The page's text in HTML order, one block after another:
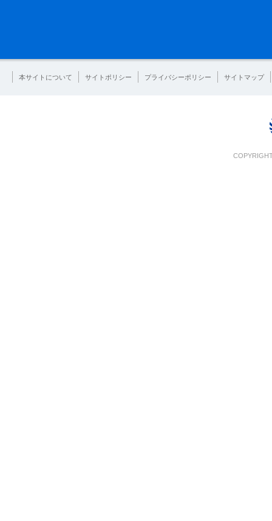
本サイトについて サイトポリシー プライバシーポリシー サイトマップ